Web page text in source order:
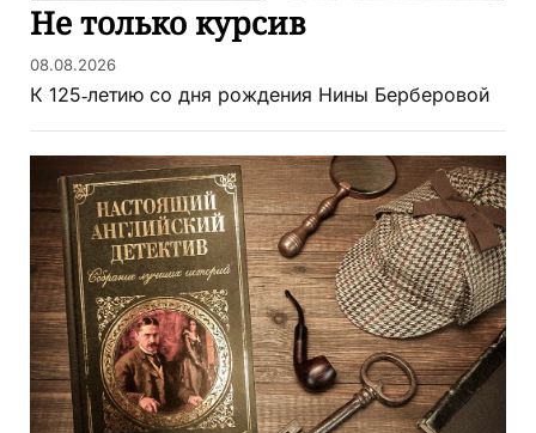
Не только курсив
08.08.2026
К 125‑летию со дня рождения Нины Берберовой